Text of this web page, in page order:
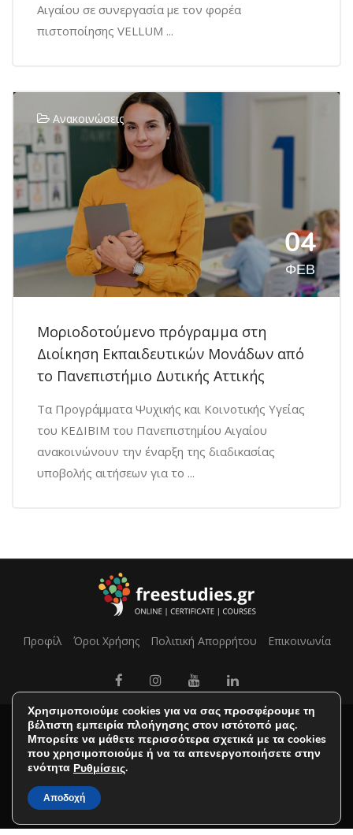
Αιγαίου σε συνεργασία με τον φορέα
πιστοποίησης VELLUM ...
Ανακοινώσεις
04
ΦΕΒ
Μοριοδοτούμενο πρόγραμμα στη
Διοίκηση Εκπαιδευτικών Μονάδων από
το Πανεπιστήμιο Δυτικής Αττικής
Τα Προγράμματα Ψυχικής και Κοινοτικής Υγείας
του ΚΕΔΙΒΙΜ του Πανεπιστημίου Αιγαίου
ανακοινώνουν την έναρξη της διαδικασίας
υποβολής αιτήσεων για το ...
Προφίλ Όροι Χρήσης Πολιτική Απορρήτου Επικοινωνία
Copyright FreeStudies © 2025. All Rights Reserved
Χρησιμοποιούμε cookies για να σας προσφέρουμε τη
βέλτιστη εμπειρία πλοήγησης στον ιστότοπό μας.
Μπορείτε να μάθετε περισσότερα σχετικά με τα cookies
που χρησιμοποιούμε ή να τα απενεργοποιήσετε στην
ενότητα Ρυθμίσεις.
Αποδοχή